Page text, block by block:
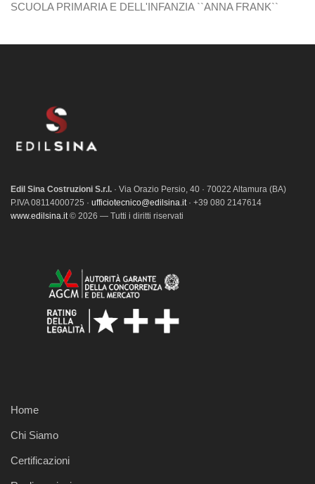
SCUOLA PRIMARIA E DELL'INFANZIA ``ANNA FRANK``
Edil Sina Costruzioni S.r.l. · Via Orazio Persio, 40 · 70022 Altamura (BA)
P.IVA 08114000725 · ufficiotecnico@edilsina.it· +39 080 2147614
www.edilsina.it© 2026 — Tutti i diritti riservati
Home
Chi Siamo
Certificazioni